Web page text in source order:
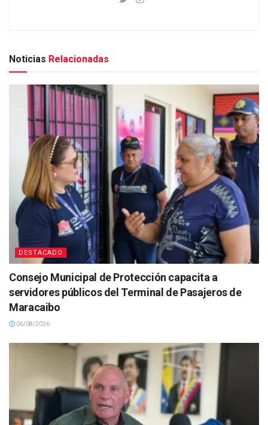
Noticias Relacionadas
DESTACADO
Consejo Municipal de Protección capacita a
servidores públicos del Terminal de Pasajeros de
Maracaibo
06/08/2026